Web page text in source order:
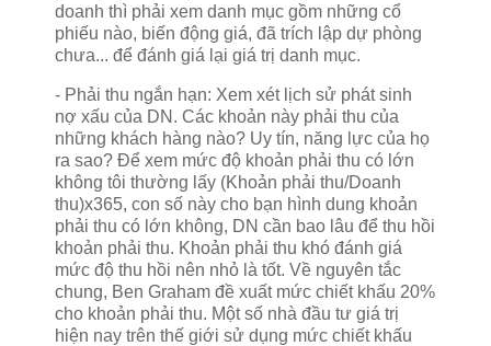
doanh thì phải xem danh mục gồm những cổ
phiếu nào, biến động giá, đã trích lập dự phòng
chưa... để đánh giá lại giá trị danh mục.
- Phải thu ngắn hạn: Xem xét lịch sử phát sinh
nợ xấu của DN. Các khoản này phải thu của
những khách hàng nào? Uy tín, năng lực của họ
ra sao? Để xem mức độ khoản phải thu có lớn
không tôi thường lấy (Khoản phải thu/Doanh
thu)x365, con số này cho bạn hình dung khoản
phải thu có lớn không, DN cần bao lâu để thu hồi
khoản phải thu. Khoản phải thu khó đánh giá
mức độ thu hồi nên nhỏ là tốt. Về nguyên tắc
chung, Ben Graham đề xuất mức chiết khấu 20%
cho khoản phải thu. Một số nhà đầu tư giá trị
hiện nay trên thế giới sử dụng mức chiết khấu